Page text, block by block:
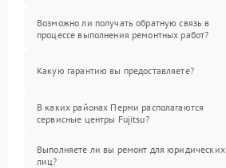
Возможно ли получать обратную связь в
процессе выполнения ремонтных работ?
Какую гарантию вы предоставляете?
В каких районах Перми располагаются
сервисные центры Fujitsu?
Выполняете ли вы ремонт для юридических
лиц?